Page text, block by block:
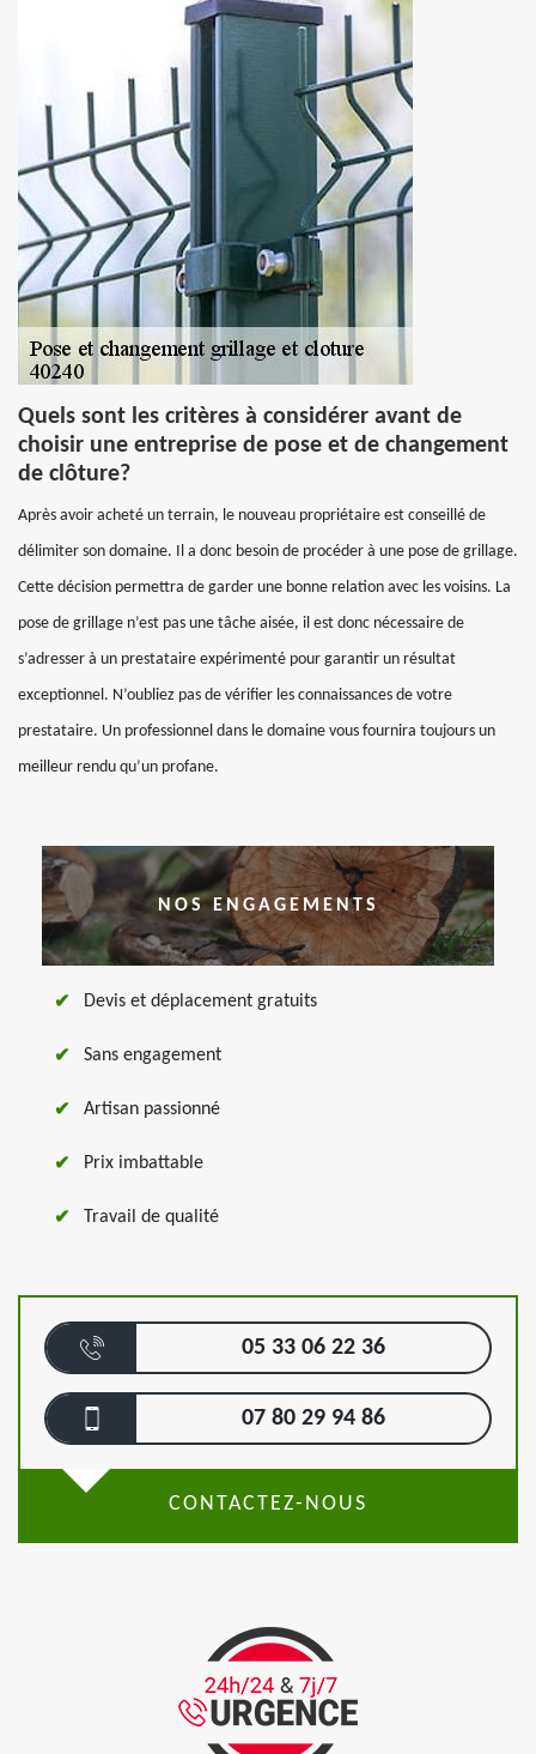
Quels sont les critères à considérer avant de
choisir une entreprise de pose et de changement
de clôture?
Après avoir acheté un terrain, le nouveau propriétaire est conseillé de
délimiter son domaine. Il a donc besoin de procéder à une pose de grillage.
Cette décision permettra de garder une bonne relation avec les voisins. La
pose de grillage n’est pas une tâche aisée, il est donc nécessaire de
s’adresser à un prestataire expérimenté pour garantir un résultat
exceptionnel. N’oubliez pas de vérifier les connaissances de votre
prestataire. Un professionnel dans le domaine vous fournira toujours un
meilleur rendu qu’un profane.
NOS ENGAGEMENTS
Devis et déplacement gratuits
Sans engagement
Artisan passionné
Prix imbattable
Travail de qualité
05 33 06 22 36
07 80 29 94 86
CONTACTEZ-NOUS